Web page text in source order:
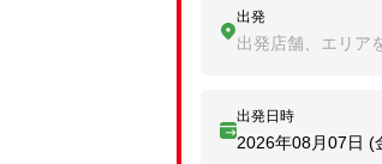
出発
出発店舗、エリア
出発日時
2026年08月07日 (